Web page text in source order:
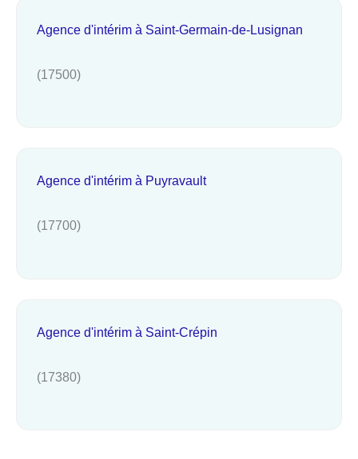
Agence d'intérim à Saint-Germain-de-Lusignan
(17500)
Agence d'intérim à Puyravault
(17700)
Agence d'intérim à Saint-Crépin
(17380)